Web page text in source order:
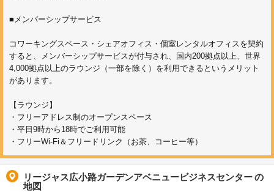
■メンバーシップサービス
コワーキングスペース・シェアオフィス・個室レンタルオフィスを契約
すると、メンバーシップサービスが付与され、国内200拠点以上、世界
4,000拠点以上のラウンジ（一部を除く）を利用できるというメリット
があります。
【ラウンジ】
・フリーアドレス制のオープンスペース
・平日9時から18時でご利用可能
・フリーWi-Fi＆フリードリンク（お茶、コーヒー等）
リージャス広小路ガーデンアベニュービジネスセンターの
地図